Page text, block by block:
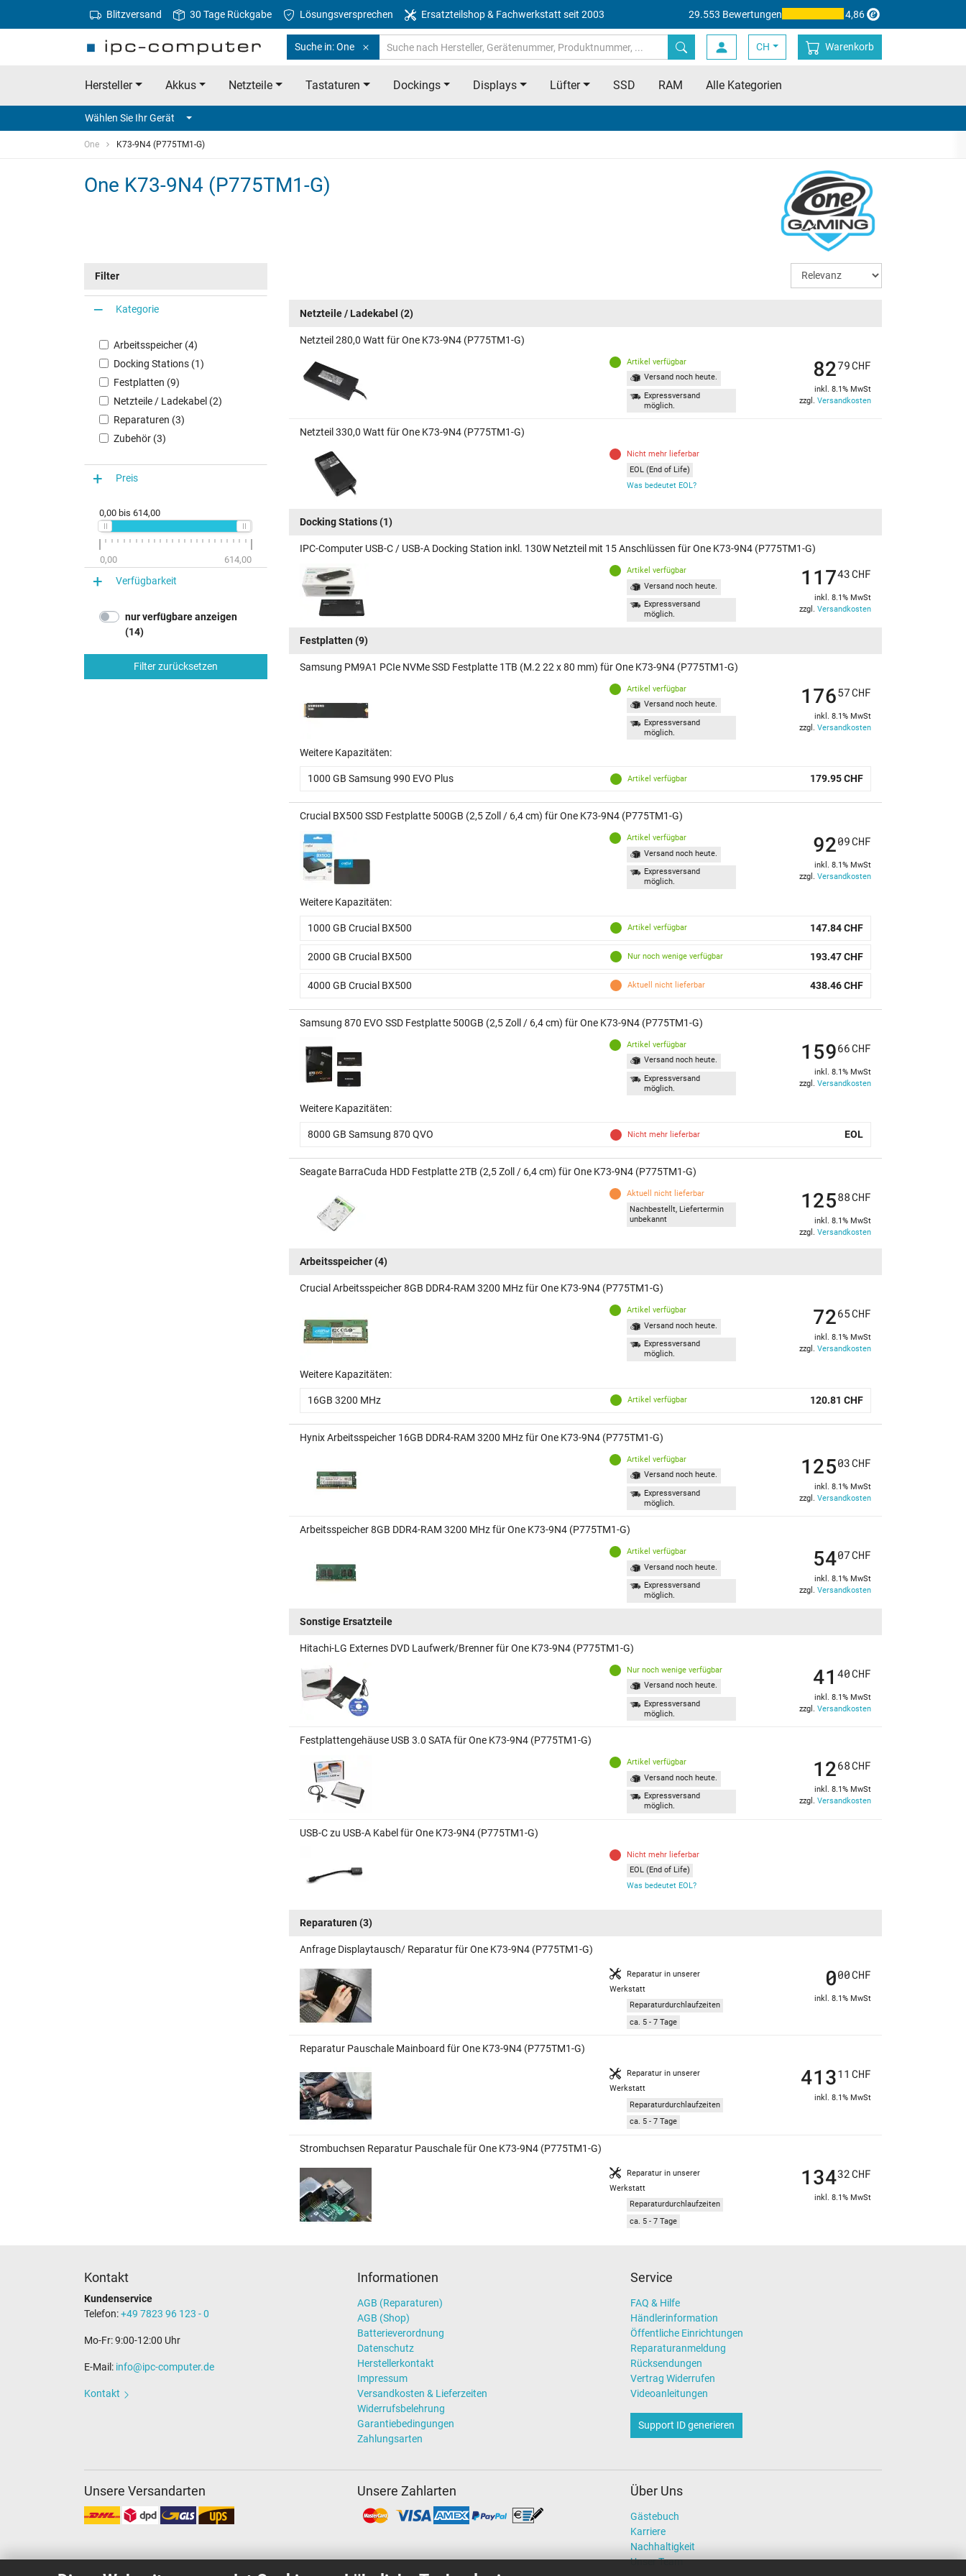
Blitzversand 30 Tage Rückgabe Lösungsversprechen Ersatzteilshop & Fachwerkstatt seit 2003 29.553 Bewertungen 4,86
Suche in: One CH Warenkorb
Hersteller Akkus Netzteile Tastaturen Dockings Displays Lüfter SSD RAM Alle Kategorien
Wählen Sie Ihr Gerät
One K73-9N4 (P775TM1-G)
One K73-9N4 (P775TM1-G)
Filter
Kategorie
Arbeitsspeicher (4)
Docking Stations (1)
Festplatten (9)
Netzteile / Ladekabel (2)
Reparaturen (3)
Zubehör (3)
Preis
0,00 bis 614,00
0,00 614,00
Verfügbarkeit
nur verfügbare anzeigen
(14)
Filter zurücksetzen
Netzteile / Ladekabel (2)
Netzteil 280,0 Watt für One K73-9N4 (P775TM1-G)
Artikel verfügbar
Versand noch heute.
Expressversand
möglich.
8279CHF
inkl. 8.1% MwSt
zzgl. Versandkosten
Netzteil 330,0 Watt für One K73-9N4 (P775TM1-G)
Nicht mehr lieferbar
EOL (End of Life)
Was bedeutet EOL?
Docking Stations(1)
IPC-Computer USB-C / USB-A Docking Station inkl. 130W Netzteil mit 15 Anschlüssen für One K73-9N4 (P775TM1-G)
Artikel verfügbar
Versand noch heute.
Expressversand
möglich.
11743CHF
inkl. 8.1% MwSt
zzgl. Versandkosten
Festplatten (9)
Samsung PM9A1 PCIe NVMe SSD Festplatte 1TB (M.2 22 x 80 mm) für One K73-9N4 (P775TM1-G)
Artikel verfügbar
Versand noch heute.
Expressversand
möglich.
17657CHF
inkl. 8.1% MwSt
zzgl. Versandkosten
Weitere Kapazitäten:
1000 GB Samsung 990 EVO Plus Artikel verfügbar 179.95 CHF
Crucial BX500 SSD Festplatte 500GB (2,5 Zoll / 6,4 cm) für One K73-9N4 (P775TM1-G)
Artikel verfügbar
Versand noch heute.
Expressversand
möglich.
9209CHF
inkl. 8.1% MwSt
zzgl. Versandkosten
Weitere Kapazitäten:
1000 GB Crucial BX500 Artikel verfügbar 147.84 CHF
2000 GB Crucial BX500 Nur noch wenige verfügbar 193.47 CHF
4000 GB Crucial BX500 Aktuell nicht lieferbar 438.46 CHF
Samsung 870 EVO SSD Festplatte 500GB (2,5 Zoll / 6,4 cm) für One K73-9N4 (P775TM1-G)
Artikel verfügbar
Versand noch heute.
Expressversand
möglich.
15966CHF
inkl. 8.1% MwSt
zzgl. Versandkosten
Weitere Kapazitäten:
8000 GB Samsung 870 QVO Nicht mehr lieferbar EOL
Seagate BarraCuda HDD Festplatte 2TB (2,5 Zoll / 6,4 cm) für One K73-9N4 (P775TM1-G)
Aktuell nicht lieferbar
Nachbestellt, Liefertermin
unbekannt
12588CHF
inkl. 8.1% MwSt
zzgl. Versandkosten
Arbeitsspeicher(4)
Crucial Arbeitsspeicher 8GB DDR4-RAM 3200 MHz für One K73-9N4 (P775TM1-G)
Artikel verfügbar
Versand noch heute.
Expressversand
möglich.
7265CHF
inkl. 8.1% MwSt
zzgl. Versandkosten
Weitere Kapazitäten:
16GB 3200 MHz Artikel verfügbar 120.81 CHF
Hynix Arbeitsspeicher 16GB DDR4-RAM 3200 MHz für One K73-9N4 (P775TM1-G)
Artikel verfügbar
Versand noch heute.
Expressversand
möglich.
12503CHF
inkl. 8.1% MwSt
zzgl. Versandkosten
Arbeitsspeicher 8GB DDR4-RAM 3200 MHz für One K73-9N4 (P775TM1-G)
Artikel verfügbar
Versand noch heute.
Expressversand
möglich.
5407CHF
inkl. 8.1% MwSt
zzgl. Versandkosten
Sonstige Ersatzteile
Hitachi-LG Externes DVD Laufwerk/Brenner für One K73-9N4 (P775TM1-G)
Nur noch wenige verfügbar
Versand noch heute.
Expressversand
möglich.
4140CHF
inkl. 8.1% MwSt
zzgl. Versandkosten
Festplattengehäuse USB 3.0 SATA für One K73-9N4 (P775TM1-G)
Artikel verfügbar
Versand noch heute.
Expressversand
möglich.
1268CHF
inkl. 8.1% MwSt
zzgl. Versandkosten
USB-C zu USB-A Kabel für One K73-9N4 (P775TM1-G)
Nicht mehr lieferbar
EOL (End of Life)
Was bedeutet EOL?
Reparaturen (3)
Anfrage Displaytausch/ Reparatur für One K73-9N4 (P775TM1-G)
Reparatur in unserer
Werkstatt
Reparaturdurchlaufzeiten
ca. 5 - 7 Tage
000CHF
inkl. 8.1% MwSt
Reparatur Pauschale Mainboard für One K73-9N4 (P775TM1-G)
Reparatur in unserer
Werkstatt
Reparaturdurchlaufzeiten
ca. 5 - 7 Tage
41311 CHF
inkl. 8.1% MwSt
Strombuchsen Reparatur Pauschale für One K73-9N4 (P775TM1-G)
Reparatur in unserer
Werkstatt
Reparaturdurchlaufzeiten
ca. 5 - 7 Tage
13432CHF
inkl. 8.1% MwSt
Kontakt
Kundenservice
Telefon:+49 7823 96 123 - 0
Mo-Fr: 9:00-12:00 Uhr
E-Mail: info@ipc-computer.de
Kontakt
Informationen
AGB (Reparaturen)
AGB (Shop)
Batterieverordnung
Datenschutz
Herstellerkontakt
Impressum
Versandkosten & Lieferzeiten
Widerrufsbelehrung
Garantiebedingungen
Zahlungsarten
Service
FAQ & Hilfe
Händlerinformation
Öffentliche Einrichtungen
Reparaturanmeldung
Rücksendungen
Vertrag Widerrufen
Videoanleitungen
Support ID generieren
Über Uns
Gästebuch
Karriere
Nachhaltigkeit
Unser Team
Unsere Versandarten Unsere Zahlarten